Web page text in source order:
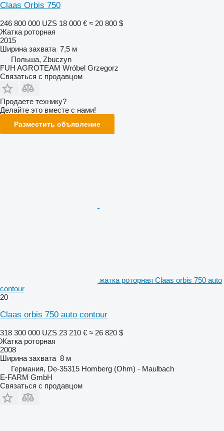
Claas Orbis 750
246 800 000 UZS 18 000 € ≈ 20 800 $
Жатка роторная
2015
Ширина захвата 7,5 м
Польша, Zbuczyn
FUH AGROTEAM Wróbel Grzegorz
Связаться с продавцом
Продаете технику?
Делайте это вместе с нами!
Разместить объявление
жатка роторная Claas orbis 750 auto
contour
20
Claas orbis 750 auto contour
318 300 000 UZS 23 210 € ≈ 26 820 $
Жатка роторная
2008
Ширина захвата 8 м
Германия, De-35315 Homberg (Ohm) - Maulbach
E-FARM GmbH
Связаться с продавцом